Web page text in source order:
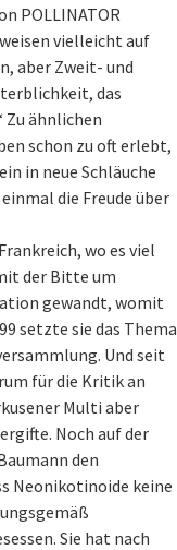
POLLINATOR
weisen vielleicht auf
aber Zweit- und
das
ähnlichen
schon zu oft erlebt,
in neue Schläuche
die Freude über
wo es viel
der Bitte um
gewandt, womit
setzte sie das Thema
Und seit
für die Kritik an
Multi aber
Noch auf der
den
Neonikotinoide keine
Sie hat nach